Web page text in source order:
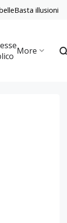
Basta illusioni
More